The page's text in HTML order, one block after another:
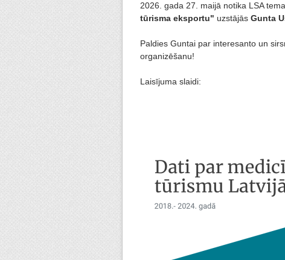
2026. gada 27. maijā notika LSA
tūrisma eksportu" uzstājās Gunta
Paldies Guntai par interesanto un
organizēšanu!
Laisījuma slaidi: